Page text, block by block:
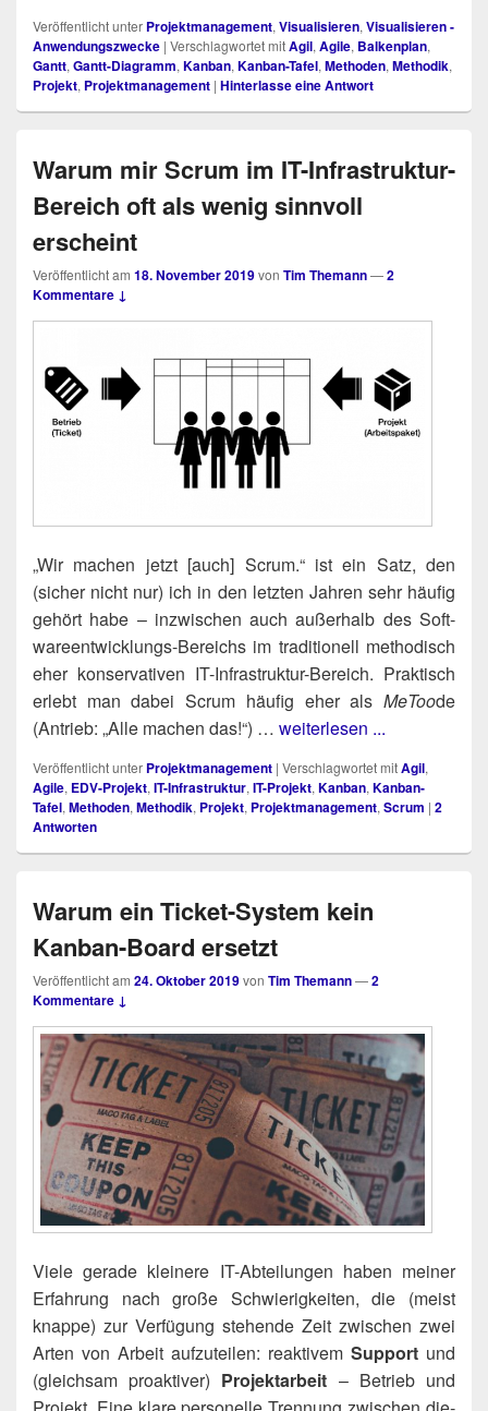
Veröffentlicht unter Projektmanagement, Visualisieren, Visualisieren -
Anwendungszwecke | Verschlagwortet mitAgil, Agile, Balkenplan,
Gantt, Gantt-Diagramm, Kanban, Kanban-Tafel, Methoden, Methodik,
Projekt, Projektmanagement | Hinterlasse eine Antwort
Warum mir Scrum im IT-Infrastruktur-
Bereich oft als wenig sinnvoll
erscheint
Veröffentlicht am 18. November 2019von Tim Themann—2
Kommentare ↓
„Wir machen jetzt [auch] Scrum.“ ist ein Satz, den
(sicher nicht nur) ich in den letz­ten Jah­ren sehr häu­fig
gehört habe – inzwi­schen auch außer­halb des Soft­
ware­ent­wick­lungs-Bereichs im tra­di­tio­nell metho­disch
eher kon­ser­va­ti­ven IT-Infra­struk­tur-Bereich. Prak­tisch
erlebt man dabei Scrum häu­fig eher als MeToode
(Antrieb: „Alle machen das!“) … weiterlesen ...
Veröffentlicht unter Projektmanagement | Verschlagwortet mitAgil,
Agile, EDV-Projekt, IT-Infrastruktur, IT-Projekt, Kanban, Kanban-
Tafel, Methoden, Methodik, Projekt, Projektmanagement, Scrum | 2
Antworten
Warum ein Ticket-System kein
Kanban-Board ersetzt
Veröffentlicht am 24. Oktober 2019von Tim Themann—2
Kommentare ↓
Vie­le gera­de klei­ne­re IT-Abtei­lun­gen haben mei­ner
Erfah­rung nach gro­ße Schwie­rig­kei­ten, die (meist
knap­pe) zur Ver­fü­gung ste­hen­de Zeit zwi­schen zwei
Arten von Arbeit auf­zu­tei­len: reak­ti­vem Sup­port und
(gleich­sam pro­ak­ti­ver) Pro­jekt­ar­beit – Betrieb und